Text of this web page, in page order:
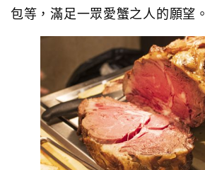
包等，滿足一眾愛蟹之人的願望。